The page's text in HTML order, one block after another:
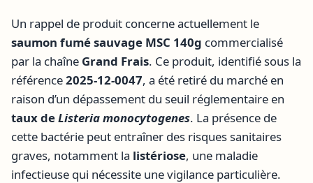
Un rappel de produit concerne actuellement le
saumon fumé sauvage MSC 140g commercialisé
par la chaîne Grand Frais. Ce produit, identifié sous la
référence2025-12-0047, a été retiré du marché en
raison d’un dépassement du seuil réglementaire en
taux deListeria monocytogenes. La présence de
cette bactérie peut entraîner des risques sanitaires
graves, notamment la listériose, une maladie
infectieuse qui nécessite une vigilance particulière.